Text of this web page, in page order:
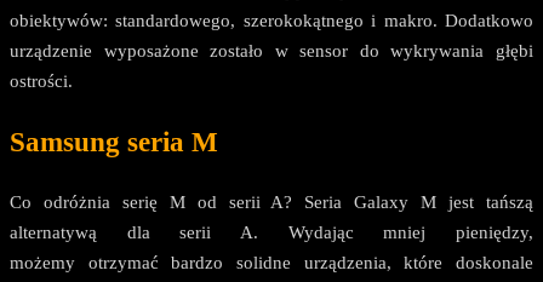
obiektywów: standardowego, szerokokątnego i makro. Dodatkowo
urządzenie wyposażone zostało w sensor do wykrywania głębi
ostrości.
Samsung seria M
Co odróżnia serię M od serii A? Seria Galaxy M jest tańszą
alternatywą dla serii A. Wydając mniej pieniędzy,
możemy otrzymać bardzo solidne urządzenia, które doskonale